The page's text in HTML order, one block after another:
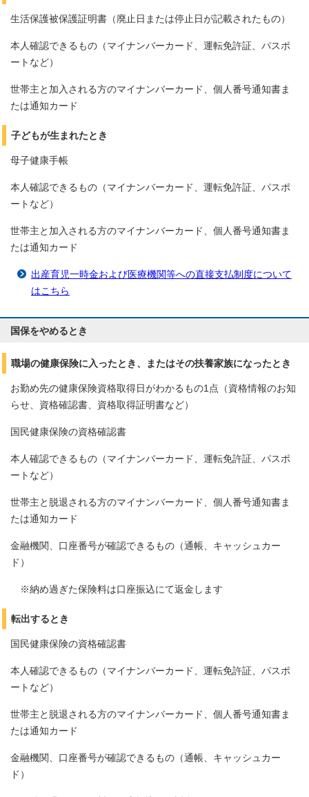
生活保護被保護証明書（廃止日または停止日が記載されたもの）
本人確認できるもの（マイナンバーカード、運転免許証、パスポ
ートなど）
世帯主と加入される方のマイナンバーカード、個人番号通知書ま
たは通知カード
子どもが生まれたとき
母子健康手帳
本人確認できるもの（マイナンバーカード、運転免許証、パスポ
ートなど）
世帯主と加入される方のマイナンバーカード、個人番号通知書ま
たは通知カード
出産育児一時金および医療機関等への直接支払制度について
はこちら
国保をやめるとき
職場の健康保険に入ったとき、またはその扶養家族になったとき
お勤め先の健康保険資格取得日がわかるもの1点（資格情報のお知
らせ、資格確認書、資格取得証明書など）
国民健康保険の資格確認書
本人確認できるもの（マイナンバーカード、運転免許証、パスポ
ートなど）
世帯主と脱退される方のマイナンバーカード、個人番号通知書ま
たは通知カード
金融機関、口座番号が確認できるもの（通帳、キャッシュカー
ド）
※納め過ぎた保険料は口座振込にて返金します
転出するとき
国民健康保険の資格確認書
本人確認できるもの（マイナンバーカード、運転免許証、パスポ
ートなど）
世帯主と脱退される方のマイナンバーカード、個人番号通知書ま
たは通知カード
金融機関、口座番号が確認できるもの（通帳、キャッシュカー
ド）